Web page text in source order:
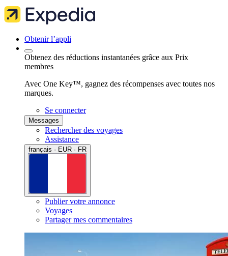
Obtenir l’appli
Obtenez des réductions instantanées grâce aux Prix
membres
Avec One Key™, gagnez des récompenses avec toutes nos
marques.
Se connecter
Messages
Rechercher des voyages
Assistance
français · EUR · FR
Publier votre annonce
Voyages
Partager mes commentaires